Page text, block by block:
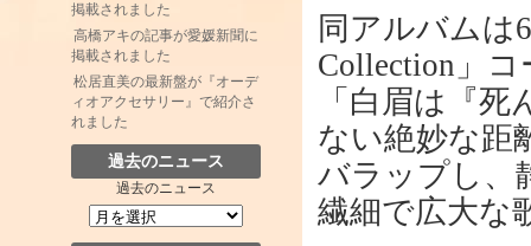
掲載されました
高橋アキの記事が愛媛新聞に
掲載されました
松居直美の最新盤が『オーデ
ィオアクセサリー』で紹介さ
れました
過去のニュース
過去のニュース
同アルバムは
Collection」
「白眉は『
ない絶妙な距
バラップし、
繊細で広大な